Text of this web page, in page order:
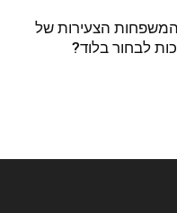
הצעירות של
לבחור בלוד?